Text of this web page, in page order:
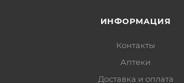
ИНФОРМАЦИЯ
Контакты
Аптеки
Доставка и оплата